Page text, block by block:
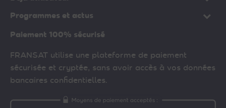
Programmes et actus
Paiement 100% sécurisé
FRANSAT utilise une plateforme de paiement
sécurisée et cryptée, sans avoir accès à vos données
bancaires confidentielles.